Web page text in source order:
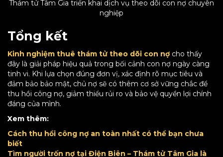
Thám tử Tâm Gia triển khai dịch vụ theo dõi con nợ chuyên
nghiệp
Tổng kết
Kinh nghiệm thuê thám tử theo dõi con nợ cho thấy
đây là giải pháp hiệu quả trong bối cảnh con nợ ngày càng
tinh vi. Khi lựa chọn đúng đơn vị, xác định rõ mục tiêu và
đảm bảo bảo mật, chủ nợ sẽ có thêm cơ sở vững chắc để
thu hồi công nợ, giảm thiểu rủi ro và bảo vệ quyền lợi chính
đáng của mình.
Xem thêm:
Cách thu hồi công nợ an toàn nhất có thể bạn chưa
biết
Tìm người trốn nợ tại Điện Biên – Thám tử Tâm Gia là